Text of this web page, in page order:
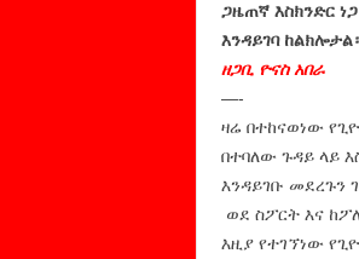
ጋዜጠኛ እስክንድር
እንዳይገባ
ዘጋቢ ዮናስ አበራ
—-
ዛሬ በተከናወነው
በተባለው ጉዳይ ላይ
እንዳይገቡ መደረጉን
ወደ ስፖርት እና
እዚያ የተገኘነው